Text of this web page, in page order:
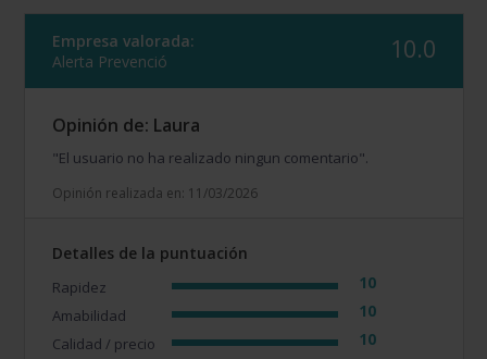
Empresa valorada:
Alerta Prevenció
10.0
Opinión de: Laura
"El usuario no ha realizado ningun comentario".
Opinión realizada en: 11/03/2026
Detalles de la puntuación
Rapidez 10
Amabilidad 10
Calidad / precio 10